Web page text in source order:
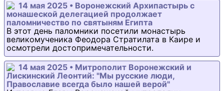
14 мая 2025 • Воронежский Архипастырь с
монашеской делегацией продолжает
паломничество по святыням Египта
В этот день паломники посетили монастырь
великомученика Феодора Стратилата в Каире и
осмотрели достопримечательности.
14 мая 2025 • Митрополит Воронежский и
Лискинский Леонтий: "Мы русские люди,
Православие всегда было нашей верой"